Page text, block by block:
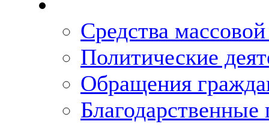
Средства
Политические
Обращения
Благодарственные